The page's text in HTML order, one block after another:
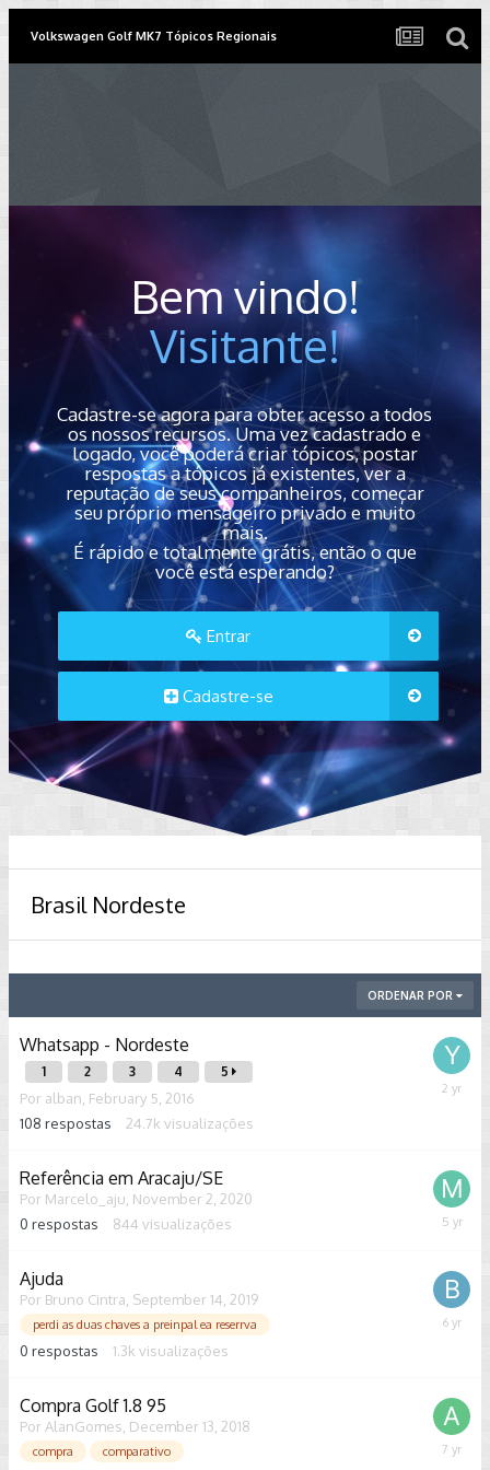
Volkswagen Golf MK7 Tópicos Regionais
Bem vindo!
Visitante!
Cadastre-se agora para obter acesso a todos
os nossos recursos. Uma vez cadastrado e
logado, você poderá criar tópicos, postar
respostas a tópicos já existentes, ver a
reputação de seus companheiros, começar
seu próprio mensageiro privado e muito
mais.
É rápido e totalmente grátis, então o que
você está esperando?
Entrar
Cadastre-se
Brasil Nordeste
ORDENAR POR
Whatsapp - Nordeste
1 2 3 4 5
Por alban February 5, 2016
108 respostas 24.7k visualizações
January
Referência em Aracaju/SE
Por Marcelo_aju November 2, 2020
0 respostas 844 visualizações
Ajuda
Por Bruno Cintra September 14, 2019
perdi as duas chaves a preinpal ea reserrva
0 respostas 1.3k visualizações
Compra Golf 1.8 95
Por AlanGomes December 13, 2018
compra comparativo